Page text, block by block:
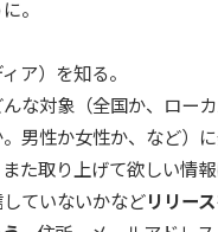
。
ア）を知る。
な対象（全国か、ロー
男性か女性か、など）
た取り上げて欲しい情
ていないかなどリリー